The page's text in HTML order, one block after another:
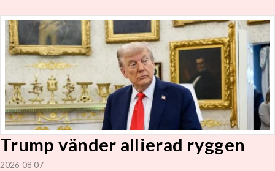
Trump vänder allierad ryggen
2026 08 07